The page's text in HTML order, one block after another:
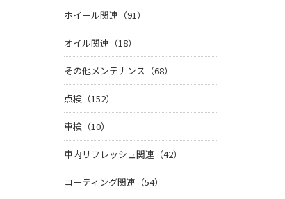
ホイール関連（91）
オイル関連（18）
その他メンテナンス（68）
点検（152）
車検（10）
車内リフレッシュ関連（42）
コーティング関連（54）